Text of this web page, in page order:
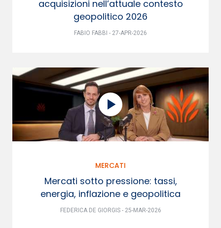
acquisizioni nell’attuale contesto
geopolitico 2026
FABIO FABBI - 27-APR-2026
MERCATI
Mercati sotto pressione: tassi,
energia, inflazione e geopolitica
FEDERICA DE GIORGIS - 25-MAR-2026